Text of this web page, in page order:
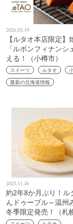
2026.03.19
【ルタオ本店限定】
「ルボンフィナンシ
える！（小樽市）
スイーツ ルタオ
最新の北海道情報
2025.11.26
約2年8か月ぶり！ル
んドゥーブル～温州
冬季限定発売！（札